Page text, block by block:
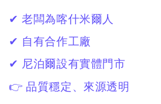
✔ 老闆為喀什米爾人
✔ 自有合作工廠
✔ 尼泊爾設有實體門市
👉 品質穩定、來源透明